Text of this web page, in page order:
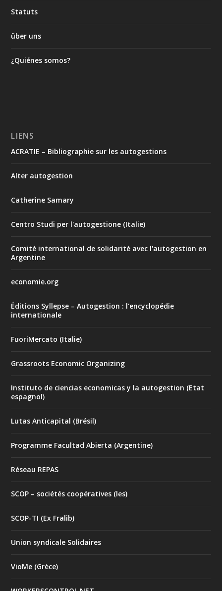
Statuts
über uns
¿Quiénes somos?
LIENS
ACRATIE – Bibliographie sur les autogestions
Alter autogestion
Catherine Samary
Centro Studi per l'autogestione (Italie)
Comité international de solidarité avec l'autogestion en
Argentine
economie.org
Éditions Syllepse – Autogestion : l'encyclopédie
internationale
FuoriMercato (Italie)
Grassroots Economic Organizing
Instituto de ciencias economicas y la autogestion (Etat
espagnol)
Lutas Anticapital (Brésil)
Programme Facultad Abierta (Argentine)
Réseau REPAS
SCOP – sociétés coopératives (les)
SCOP-TI (Ex Fralib)
Union syndicale Solidaires
VioMe (Grèce)